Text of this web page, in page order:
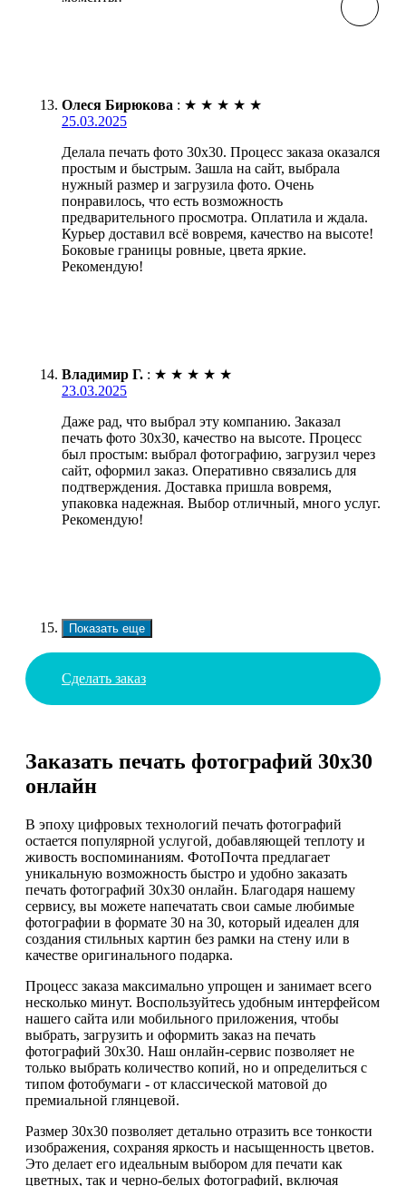
Олеся Бирюкова : ★ ★ ★ ★ ★
25.03.2025
Делала печать фото 30х30. Процесс заказа оказался
простым и быстрым. Зашла на сайт, выбрала
нужный размер и загрузила фото. Очень
понравилось, что есть возможность
предварительного просмотра. Оплатила и ждала.
Курьер доставил всё вовремя, качество на высоте!
Боковые границы ровные, цвета яркие.
Рекомендую!
Владимир Г. : ★ ★ ★ ★ ★
23.03.2025
Даже рад, что выбрал эту компанию. Заказал
печать фото 30х30, качество на высоте. Процесс
был простым: выбрал фотографию, загрузил через
сайт, оформил заказ. Оперативно связались для
подтверждения. Доставка пришла вовремя,
упаковка надежная. Выбор отличный, много услуг.
Рекомендую!
Показать еще
Сделать заказ
Заказать печать фотографий 30х30
онлайн
В эпоху цифровых технологий печать фотографий
остается популярной услугой, добавляющей теплоту и
живость воспоминаниям. ФотоПочта предлагает
уникальную возможность быстро и удобно заказать
печать фотографий 30х30 онлайн. Благодаря нашему
сервису, вы можете напечатать свои самые любимые
фотографии в формате 30 на 30, который идеален для
создания стильных картин без рамки на стену или в
качестве оригинального подарка.
Процесс заказа максимально упрощен и занимает всего
несколько минут. Воспользуйтесь удобным интерфейсом
нашего сайта или мобильного приложения, чтобы
выбрать, загрузить и оформить заказ на печать
фотографий 30х30. Наш онлайн-сервис позволяет не
только выбрать количество копий, но и определиться с
типом фотобумаги - от классической матовой до
премиальной глянцевой.
Размер 30х30 позволяет детально отразить все тонкости
изображения, сохраняя яркость и насыщенность цветов.
Это делает его идеальным выбором для печати как
цветных, так и черно-белых фотографий, включая